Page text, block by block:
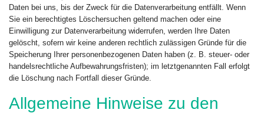
Daten bei uns, bis der Zweck für die Datenverarbeitung entfällt. Wenn
Sie ein berechtigtes Löschersuchen geltend machen oder eine
Einwilligung zur Datenverarbeitung widerrufen, werden Ihre Daten
gelöscht, sofern wir keine anderen rechtlich zulässigen Gründe für die
Speicherung Ihrer personenbezogenen Daten haben (z. B. steuer- oder
handelsrechtliche Aufbewahrungsfristen); im letztgenannten Fall erfolgt
die Löschung nach Fortfall dieser Gründe.
Allgemeine Hinweise zu den